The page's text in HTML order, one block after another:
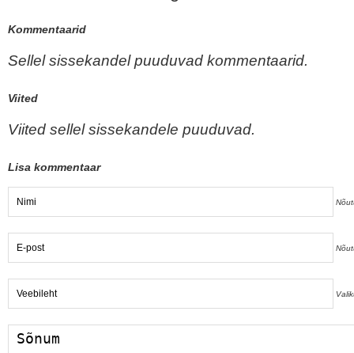
Kommentaarid
Sellel sissekandel puuduvad kommentaarid.
Viited
Viited sellel sissekandele puuduvad.
Lisa kommentaar